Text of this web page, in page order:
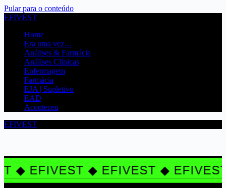
Pular para o conteúdo
EFIVEST
Home
Era uma vez…
Análises & Farmácia
Análises Clínicas
Enfermagem
Farmácia
EJA | Supletivo
EAD
Aconteceu
EFIVEST
◆ EFIVEST ◆ EFIVEST ◆